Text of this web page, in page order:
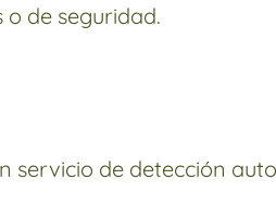
de seguridad.
servicio de detección